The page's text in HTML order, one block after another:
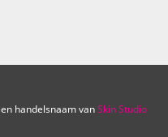
handelsnaam vanSkin Studio